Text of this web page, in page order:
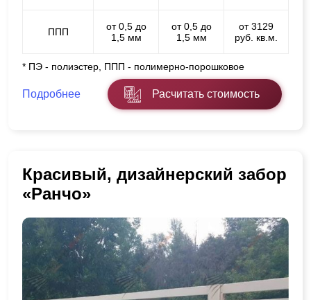
ППП
от 0,5 до
1,5 мм
от 0,5 до
1,5 мм
от 3129
руб. кв.м.
* ПЭ - полиэстер, ППП - полимерно-порошковое
Подробнее Расчитать стоимость
Красивый, дизайнерский забор
«Ранчо»